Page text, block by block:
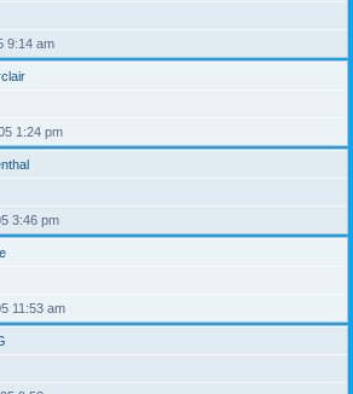
9:14 am
1:24 pm
3:46 pm
11:53 am